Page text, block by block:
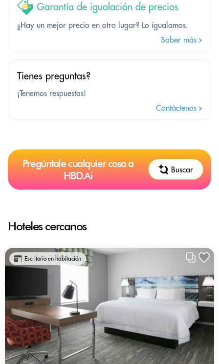
Garantía de igualación de precios
¿Hay un mejor precio en otro lugar? Lo igualamos.
Saber más
Tienes preguntas?
¡Tenemos respuestas!
Contáctenos
Pregúntale cualquier cosa a
HBD.Ai
Buscar
Hoteles cercanos
Escritorio en habitación